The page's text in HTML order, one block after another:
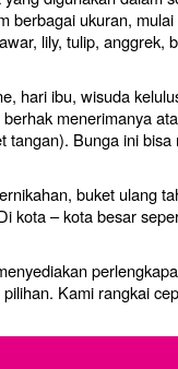
ukuran,
lily, tulip, anggrek,
hari ibu, wisuda
menerimanya
tangan). Bunga ini bisa
buket ulang
kota – kota besar
Kami rangkai